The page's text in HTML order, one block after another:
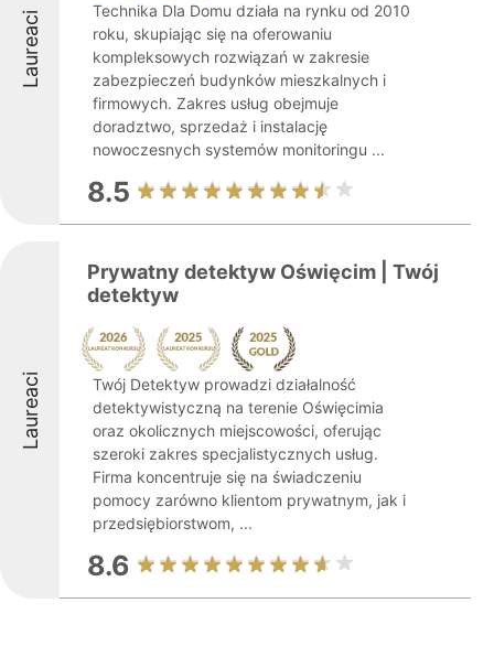
Laureaci
Technika Dla Domu działa na rynku od 2010
roku, skupiając się na oferowaniu
kompleksowych rozwiązań w zakresie
zabezpieczeń budynków mieszkalnych i
firmowych. Zakres usług obejmuje
doradztwo, sprzedaż i instalację
nowoczesnych systemów monitoringu ...
8.5
Laureaci
Prywatny detektyw Oświęcim | Twój
detektyw
Twój Detektyw prowadzi działalność
detektywistyczną na terenie Oświęcimia
oraz okolicznych miejscowości, oferując
szeroki zakres specjalistycznych usług.
Firma koncentruje się na świadczeniu
pomocy zarówno klientom prywatnym, jak i
przedsiębiorstwom, ...
8.6